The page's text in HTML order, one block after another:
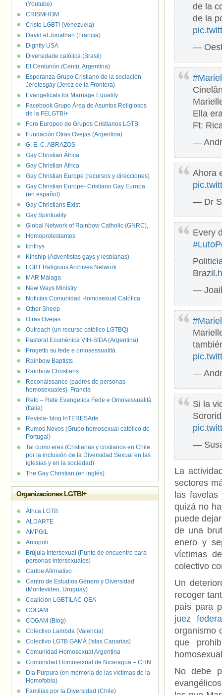
de la
de la
—
Ella
Ft:
—
Ahora
— Dr
Every
Brazil.
—
—
Si la
—
La
sectores
las
quizá no
puede
de una
enero y
víctimas
colectivo
Un
recoger
país para
juez federa
organismo
que
No debe
(Youtube)
CRISMHOM
Cristo LGBTI (Venezuela)
David et Jonathan (Francia)
Dignity USA
Diversidade católica (Brasil)
El Centurión (Centu, Argentina)
Esperanza Grupo Cristiano de la sociación
Jerelesgay (Jerez de la Frontera)
Evangelicals for Marriage Equality
Facebook Grupo Área de Asuntos Religiosos
de la FELGTBI+
Foro Europeo de Grupos Cristianos LGTB
Fundación Otras Ovejas (Argentina)
G. E. C. ABRAZOS
Gay Christian África
Gay Christian África
Gay Christian Europe (recursos y direcciones)
Gay Christian Europe- Cristiano Gay Europa
(en español)
Gay Christians Exist
Gay Spirituality
Global Network of Rainbow Catholic (GNRC),
Homoprotestantes
Ichthys
Kinship (Adventistas gays y lesbianas)
LGBT Religious Archives Network
MAR Málaga
New Ways Ministry
Noticias Comunidad Homosexual Católica
Other Sheep
Otras Ovejas
Outreach (un recurso católico LGTBQ)
Pastoral Ecuménica VIH-SIDA (Argentina)
Progetto su fede e omosessualità
Rainbow Baptists
Rainbow Christians
Reconaissance (padres de personas
homosexuales). Francia
Refo – Rete Evangelica Fede e Omosessualità
(Italia)
Revista- blog InTERESArte.
Rumos Novos (Grupo homosexual católico de
Portugal)
Tal como eres (Cristianas y cristianos en Chile
por la inclusión de la Diversidad Sexual en las
iglesias y en la sociedad)
The Gay Christian (en inglés)
Organizaciones LGTBI+
África LGTB
ALDARTE
AMPGIL
Arcopoli
Brújula Intersexual (Punto de encuentro para
personas intersexuales)
Caribe Afirmativo
Centro de Estudios Género y Diversidad
(Montevideo, Uruguay)
Coalición LGBTILAC-OEA
COGAM
COGAM (Blog)
Colectivo Lambda (Valencia)
Colectivo LGTB GAMÁ (Islas Canarias)
Comunidad Homosexual Argentina
Comunidad Homosexual de Nicaragua – CHN
Día Púrpura (en memoria de las víctimas de la
Homofobia)
Familias por la Diversidad (Chile)